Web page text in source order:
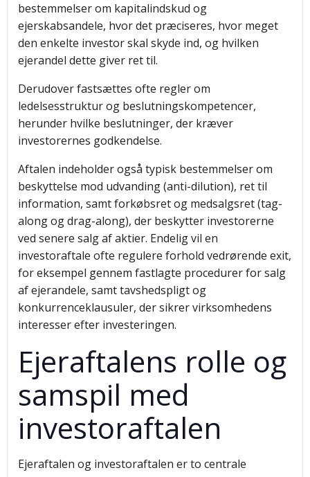
bestemmelser om kapitalindskud og
ejerskabsandele, hvor det præciseres, hvor meget
den enkelte investor skal skyde ind, og hvilken
ejerandel dette giver ret til.
Derudover fastsættes ofte regler om
ledelsesstruktur og beslutningskompetencer,
herunder hvilke beslutninger, der kræver
investorernes godkendelse.
Aftalen indeholder også typisk bestemmelser om
beskyttelse mod udvanding (anti-dilution), ret til
information, samt forkøbsret og medsalgsret (tag-
along og drag-along), der beskytter investorerne
ved senere salg af aktier. Endelig vil en
investoraftale ofte regulere forhold vedrørende exit,
for eksempel gennem fastlagte procedurer for salg
af ejerandele, samt tavshedspligt og
konkurrenceklausuler, der sikrer virksomhedens
interesser efter investeringen.
Ejeraftalens rolle og
samspil med
investoraftalen
Ejeraftalen og investoraftalen er to centrale